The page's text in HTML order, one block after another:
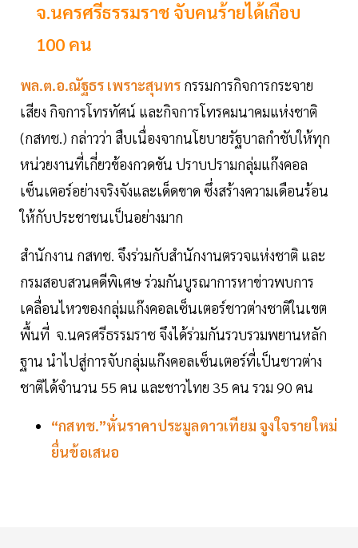
จ.นครศรีธรรมราช จับคนร้ายได้เกือบ
100 คน
พล.ต.อ.ณัฐธร เพราะสุนทร กรรมการกิจการกระจาย
เสียง กิจการโทรทัศน์ และกิจการโทรคมนาคมแห่งชาติ
(กสทช.) กล่าวว่า สืบเนื่องจากนโยบายรัฐบาลกำชับให้ทุก
หน่วยงานที่เกี่ยวข้องกวดขัน ปราบปรามกลุ่มแก๊งคอล
เซ็นเตอร์อย่างจริงจังและเด็ดขาด ซึ่งสร้างความเดือนร้อน
ให้กับประชาชนเป็นอย่างมาก
สำนักงาน กสทช. จึงร่วมกับสำนักงานตรวจแห่งชาติ และ
กรมสอบสวนคดีพิเศษ ร่วมกันบูรณาการหาข่าวพบการ
เคลื่อนไหวของกลุ่มแก๊งคอลเซ็นเตอร์ชาวต่างชาติในเขต
พื้นที่ จ.นครศรีธรรมราช จึงได้ร่วมกันรวบรวมพยานหลัก
ฐาน นำไปสู่การจับกลุ่มแก๊งคอลเซ็นเตอร์ที่เป็นชาวต่าง
ชาติได้จำนวน 55 คน และชาวไทย 35 คน รวม 90 คน
“กสทช.”หั่นราคาประมูลดาวเทียม จูงใจรายใหม่
ยื่นข้อเสนอ